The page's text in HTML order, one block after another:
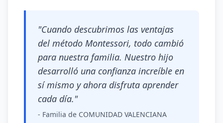
"Cuando descubrimos las ventajas
del método Montessori, todo cambió
para nuestra familia. Nuestro hijo
desarrolló una confianza increíble en
sí mismo y ahora disfruta aprender
cada día."
- Familia de COMUNIDAD VALENCIANA